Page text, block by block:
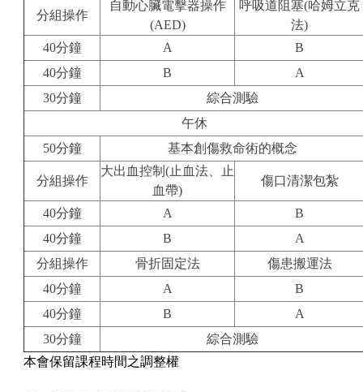
分組操作
自動心臟電擊器操作
(AED)
呼吸道阻塞(哈姆立克
法)
40分鐘
A
B
40分鐘
B
A
30分鐘
綜合測驗
午休
50分鐘
基本創傷救命術的概念
分組操作
大出血控制(止血法、止
血帶)
傷口清潔包紮
40分鐘 A
B
40分鐘
B
A
分組操作
骨折固定法
傷患搬運法
40分鐘
A
B
40分鐘
B
A
30分鐘
綜合測驗
本會保留課程時間之調整權